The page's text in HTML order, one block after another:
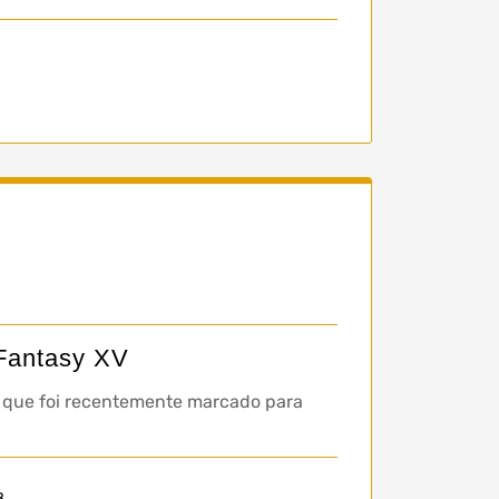
XV
que foi recentemente marcado para